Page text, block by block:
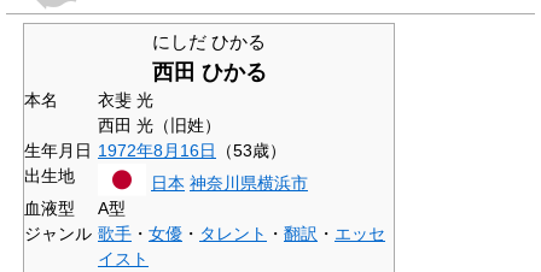
にしだ ひかる
西田 ひかる
本名
衣斐 光
西田 光（旧姓）
生年月日 1972年8月16日
（53歳）
出生地
日本 神奈川県横浜市
血液型
A型
ジャンル 歌手 ・ 女優 ・ タレント ・ 翻訳 ・ エッセ
イスト